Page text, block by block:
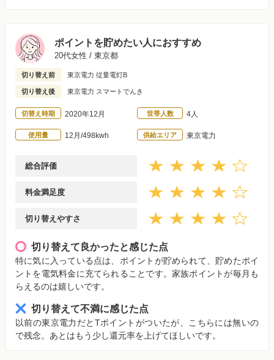
ポイントを貯めたい人におすすめ
20代女性 / 東京都
切り替え前 東京電力 従量電灯B
切り替え後 東京電力 スマートでんき
切替え時期 2020年12月 世帯人数 4人
使用量 12月/498kwh 供給エリア 東京電力
総合評価
料金満足度
切り替えやすさ
切り替えて良かったと感じた点
特に気に入っている点は、ポイントが貯められて、貯めたポイ
ントを電気料金に充てられることです。家族ポイントが毎月も
らえるのは嬉しいです。
切り替えて不満に感じた点
以前の東京電力だとTポイントがついたが、こちらには無いの
で残念。あとはもう少し還元率を上げてほしいです。